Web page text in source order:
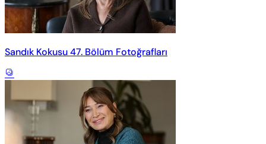
Sandık Kokusu 47. Bölüm Fotoğrafları